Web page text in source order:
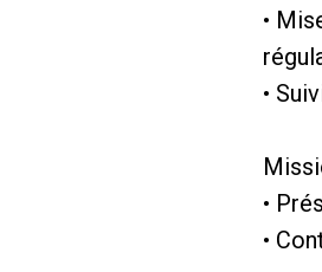
•
•
•
•